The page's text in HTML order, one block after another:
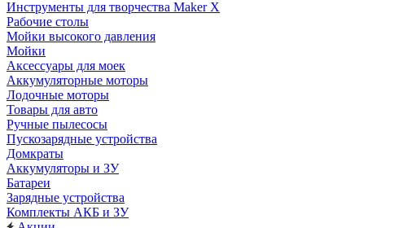
Инструменты для творчества Maker X
Рабочие столы
Мойки высокого давления
Мойки
Аксессуары для моек
Аккумуляторные моторы
Лодочные моторы
Товары для авто
Ручные пылесосы
Пускозарядные устройства
Домкраты
Аккумуляторы и ЗУ
Батареи
Зарядные устройства
Комплекты АКБ и ЗУ